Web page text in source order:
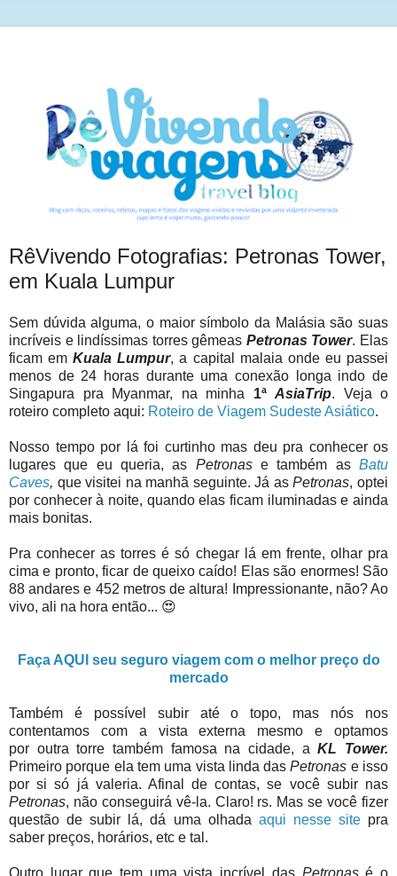
RêVivendo Fotografias: Petronas Tower,
em Kuala Lumpur
Sem dúvida alguma, o maior símbolo da Malásia são suas
incríveis e lindíssimas torres gêmeas Petronas Tower. Elas
ficam em Kuala Lumpur, a capital malaia onde eu passei
menos de 24 horas durante uma conexão longa indo de
Singapura pra Myanmar, na minha 1ª AsiaTrip. Veja o
roteiro completo aqui: Roteiro de Viagem Sudeste Asiático.
Nosso tempo por lá foi curtinho mas deu pra conhecer os
lugares que eu queria, as Petronase também asBatu
Caves, que visitei na manhã seguinte. Já asPetronas, optei
por conhecer à noite, quando elas ficam iluminadas e ainda
mais bonitas.
Pra conhecer as torres é só chegar lá em frente, olhar pra
cima e pronto, ficar de queixo caído! Elas são enormes! São
88 andares e 452 metros de altura! Impressionante, não? Ao
vivo, ali na hora então... 😍
Faça AQUI seu seguro viagem com o melhor preço do
mercado
Também épossível subir até o topo, mas nós nos
contentamos com a vista externa mesmo e optamos
por outra torre também famosa na cidade, aKL Tower.
Primeiro porque ela tem uma vista linda dasPetronas e isso
por si só já valeria. Afinal de contas, se você subir nas
Petronas, não conseguirá vê-la. Claro! rs. Mas se você fizer
questão de subir lá, dá uma olhada aqui nesse sitepra
saber preços, horários, etc e tal.